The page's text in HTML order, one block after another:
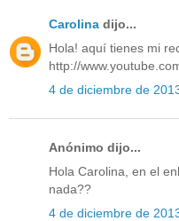
Carolina dijo...
Hola! aquí tienes mi
http://
4 de diciembre de
Anónimo dijo...
Hola Carolina, en el
nada??
4 de diciembre de